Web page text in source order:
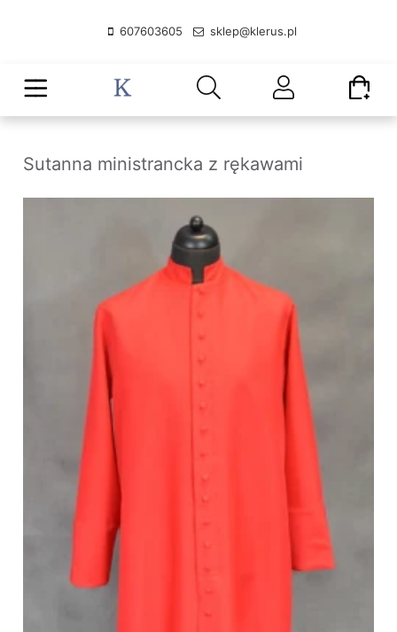
607603605 sklep@klerus.pl
Sutanna ministrancka z rękawami